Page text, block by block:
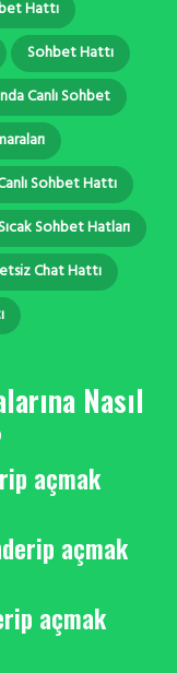
Hattı
Sohbet Hattı
Canlı Sohbet
Sohbet Hattı
Sohbet Hatları
Chat Hattı
Nasıl
açmak
açmak
açmak